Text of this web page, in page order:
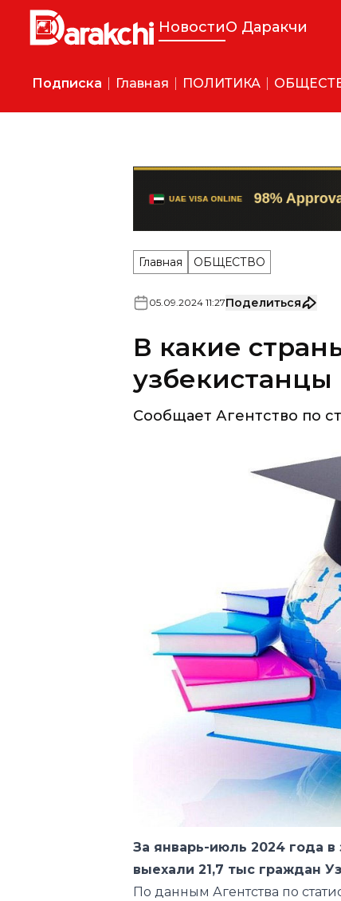
НовостиО Даракчи
Подписка Главная ПОЛИТИКА
Главная ОБЩЕСТВО
05 09 2024 11:27Поделиться
В какие
узбекистанцы
Сообщает Агентство по
За январь-июль 2024 года
выехали 21,7 тыс граждан
По данным Агентства по